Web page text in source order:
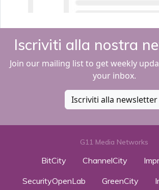
Iscriviti alla nostra
Join our mailing list to get weekly
your inbox.
Iscriviti alla newsletter
G11 Media Networks
BitCity ChannelCity
SecurityOpenLab
GreenCity